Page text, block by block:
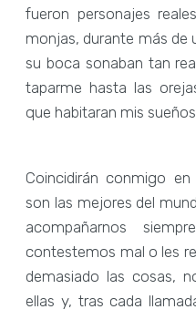
fueron personajes
monjas, durante más de
su boca sonaban tan
taparme hasta las
que habitaran mis sueños.
Coincidirán conmigo
son las mejores del
acompañarnos
contestemos mal o les
demasiado las cosas,
ellas y, tras cada